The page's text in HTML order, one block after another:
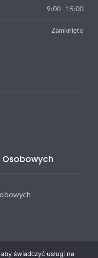
9:00 - 15:00
Zamknięte
Osobowych
świadczyć usługi na